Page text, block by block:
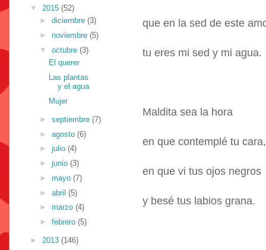
que en la sed de este
tu eres mi sed y mi agua.
Maldita sea la hora
en que contemplé tu cara,
en que vi tus ojos negros
y besé tus labios grana.
▼ 2015 (52)
► diciembre (3)
► noviembre (5)
▼ octubre (3)
El querer
Las plantas
y el agua
Mujer
► septiembre (7)
► agosto (6)
► julio (4)
► junio (3)
► mayo (7)
► abril (5)
► marzo (4)
► febrero (5)
► 2013 (146)